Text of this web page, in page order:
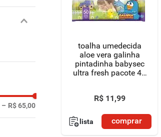
– R$ 65,00
toalha umedecida
aloe vera galinha
pintadinha babysec
ultra fresh pacote 48
R$ 11,99
lista comprar